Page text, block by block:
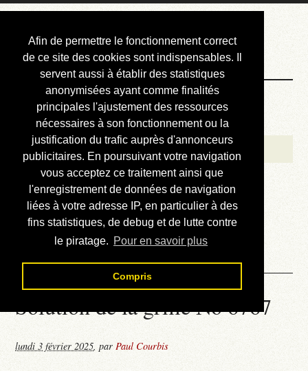
Afin de permettre le fonctionnement correct
de ce site des cookies sont indispensables. Il
servent aussi à établir des statistiques
anonymisées ayant comme finalités
principales l'ajustement des ressources
nécessaires à son fonctionnement ou la
justification du trafic auprès d'annonceurs
publicitaires. En poursuivant votre navigation
vous acceptez ce traitement ainsi que
l'enregistrement de données de navigation
liées à votre adresse IP, en particulier à des
fins statistiques, de debug et de lutte contre
le piratage. Pour en savoir plus
Compris
Courbis, « LE »
Blog Officiel
Bienvenue
Réalisations
Divers (et d’été)
Annonces
Liens externes
Téléchargement
Contact
Solution de la grille No 6767
lundi 3 février 2025,parPaul Courbis